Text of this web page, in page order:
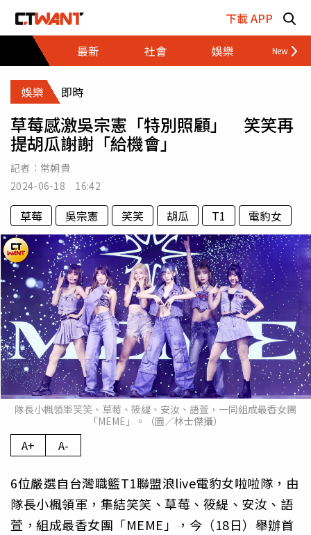
下載 APP
最新
社會 娛樂 財經
娛樂 即時
草莓感激吳宗憲「特別照顧」 笑笑再
提胡瓜謝謝「給機會」
記者： 常朝貴
2024-06-18 16:42
草莓 吳宗憲 笑笑 胡瓜 T1 電豹女
隊長小楓領軍笑笑、草莓、筱緹、安汝、語萱，一同組成最香女團
「MEME」。（圖／林士傑攝）
A+ A-
6位嚴選自台灣職籃T1聯盟浪live電豹女啦啦隊，由
隊長小楓領軍，集結笑笑、草莓、筱緹、安汝、語
萱，組成最香女團「MEME」，今（18日）舉辦首